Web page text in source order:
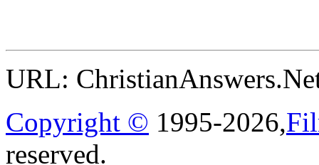
URL:
Copyright © 1995-2026,
reserved.